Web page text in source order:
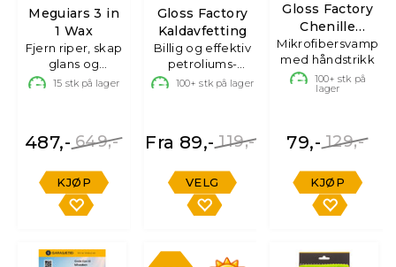
Meguiars 3 in
1 Wax
Fjern riper, skap
glans og
beskytt.473ml
15 stk på lager
649,-
487,-
KJØP
Gloss Factory
Kaldavfetting
Billig og effektiv
petroliums-
avfetting
100+ stk på lager
119,-
Fra 89,-
VELG
Gloss Factory
Chenille
Sponge
Mikrofibersvamp
med håndstrikk
100+ stk på
lager
129,-
79,-
KJØP